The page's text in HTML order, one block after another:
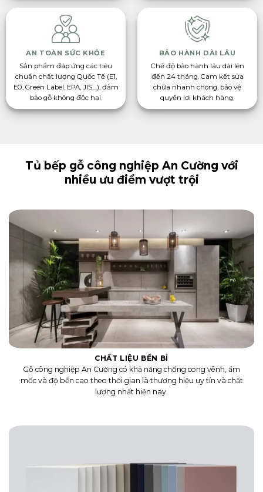
AN TOÀN SỨC KHỎE
Sản phẩm đáp ứng các tiêu
chuẩn chất lượng Quốc Tế (E1,
E0, Green Label, EPA, JIS,...), đảm
bảo gỗ không độc hại.
BẢO HÀNH DÀI LÂU
Chế độ bảo hành lâu dài lên
đến 24 tháng. Cam kết sửa
chữa nhanh chóng, bảo vệ
quyền lợi khách hàng.
Tủ bếp gỗ công nghiệp An Cường với
nhiều ưu điểm vượt trội
CHẤT LIỆU BỀN BỈ
Gỗ công nghiệp An Cường có khả năng chống cong vênh, ẩm
mốc và độ bền cao theo thời gian là thương hiệu uy tín và chất
lượng nhất hiện nay.